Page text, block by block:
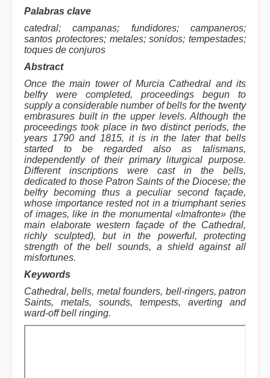
Palabras clave
catedral; campanas; fundidores; campaneros;
santos protectores; metales; sonidos; tempestades;
toques de conjuros
Abstract
Once the main tower of Murcia Cathedral and its
belfry were completed, proceedings begun to
supply a considerable number of bells for the twenty
embrasures built in the upper levels. Although the
proceedings took place in two distinct periods, the
years 1790 and 1815, it is in the later that bells
started to be regarded also as talismans,
independently of their primary liturgical purpose.
Different inscriptions were cast in the bells,
dedicated to those Patron Saints of the Diocese; the
belfry becoming thus a peculiar second façade,
whose importance rested not in a triumphant series
of images, like in the monumental «Imafronte» (the
main elaborate western façade of the Cathedral,
richly sculpted), but in the powerful, protecting
strength of the bell sounds, a shield against all
misfortunes.
Keywords
Cathedral, bells, metal founders, bell-ringers, patron
Saints, metals, sounds, tempests, averting and
ward-off bell ringing.